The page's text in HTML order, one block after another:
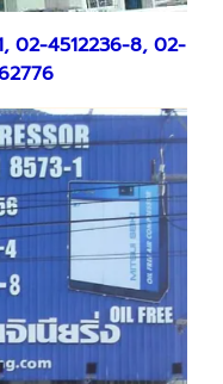
02-4512236-8, 02-